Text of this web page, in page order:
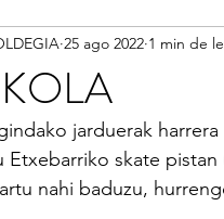
25 ago 2022 1 min de
jarduerak
skate
nahi baduzu,